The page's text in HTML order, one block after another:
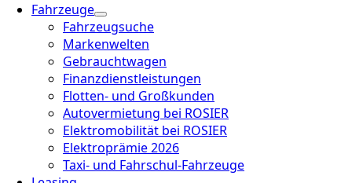
Fahrzeuge
Fahrzeugsuche
Markenwelten
Gebrauchtwagen
Finanzdienstleistungen
Flotten- und Großkunden
Autovermietung bei ROSIER
Elektromobilität bei ROSIER
Elektroprämie 2026
Taxi- und Fahrschul-Fahrzeuge